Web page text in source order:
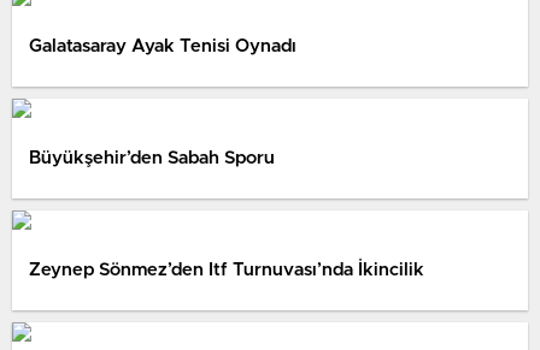
Galatasaray Ayak Tenisi Oynadı
Büyükşehir’den Sabah Sporu
Zeynep Sönmez’den Itf Turnuvası’nda İkincilik